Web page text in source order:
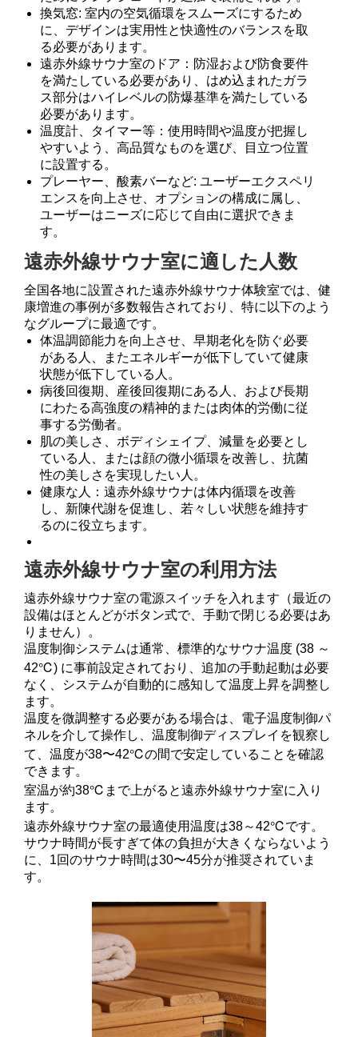
換気窓: 室内の空気循環をスムーズにするため
に、デザインは実用性と快適性のバランスを取
る必要があります。
遠赤外線サウナ室のドア：防湿および防食要件
を満たしている必要があり、はめ込まれたガラ
ス部分はハイレベルの防爆基準を満たしている
必要があります。
温度計、タイマー等：使用時間や温度が把握し
やすいよう、高品質なものを選び、目立つ位置
に設置する。
プレーヤー、酸素バーなど: ユーザーエクスペリ
エンスを向上させ、オプションの構成に属し、
ユーザーはニーズに応じて自由に選択できま
す。
遠赤外線サウナ室に適した人数
全国各地に設置された遠赤外線サウナ体験室では、健
康増進の事例が多数報告されており、特に以下のよう
なグループに最適です。
体温調節能力を向上させ、早期老化を防ぐ必要
がある人、またエネルギーが低下していて健康
状態が低下している人。
病後回復期、産後回復期にある人、および長期
にわたる高強度の精神的または肉体的労働に従
事する労働者。
肌の美しさ、ボディシェイプ、減量を必要とし
ている人、または顔の微小循環を改善し、抗菌
性の美しさを実現したい人。
健康な人：遠赤外線サウナは体内循環を改善
し、新陳代謝を促進し、若々しい状態を維持す
るのに役立ちます。
遠赤外線サウナ室の利用方法
遠赤外線サウナ室の電源スイッチを入れます（最近の
設備はほとんどがボタン式で、手動で閉じる必要はあ
りません）。
温度制御システムは通常、標準的なサウナ温度 (38 ～
42℃) に事前設定されており、追加の手動起動は必要
なく、システムが自動的に感知して温度上昇を調整し
ます。
温度を微調整する必要がある場合は、電子温度制御パ
ネルを介して操作し、温度制御ディスプレイを観察し
て、温度が38〜42℃の間で安定していることを確認
できます。
室温が約38℃まで上がると遠赤外線サウナ室に入り
ます。
遠赤外線サウナ室の最適使用温度は38～42℃です。
サウナ時間が長すぎて体の負担が大きくならないよう
に、1回のサウナ時間は30〜45分が推奨されていま
す。